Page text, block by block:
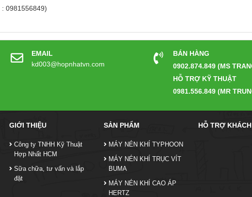
0981556849)
EMAIL
kd003@hopnhatvn.com
BÁN HÀNG
0902.874.849 (MS
HỖ TRỢ KỸ THUẬT
0981.556.849 (MR
GIỚI THIỆU
Công ty TNHH Kỹ Thuật
Hợp Nhất HCM
Sữa chữa, tư vấn và lắp
đặt
SẢN PHẨM
MÁY NÉN KHÍ TYPHOON
MÁY NÉN KHÍ TRỤC VÍT
BUMA
MÁY NÉN KHÍ CAO ÁP
HERTZ
HỖ TRỢ